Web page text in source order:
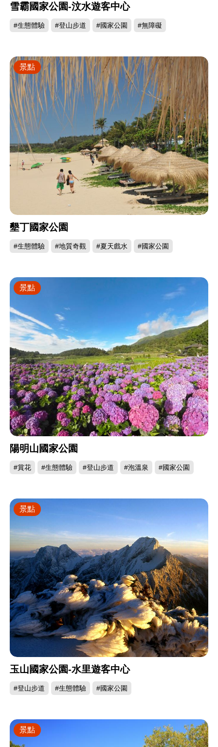
雪霸國家公園-汶水遊客中心
#生態體驗 #登山步道 #國家公園 #無障礙
墾丁國家公園
#生態體驗 #地質奇觀 #夏天戲水 #國家公園
景點
陽明山國家公園
#賞花 #生態體驗 #登山步道 #泡溫泉 #國家公園
景點
玉山國家公園-水里遊客中心
#登山步道 #生態體驗 #國家公園
景點
景點